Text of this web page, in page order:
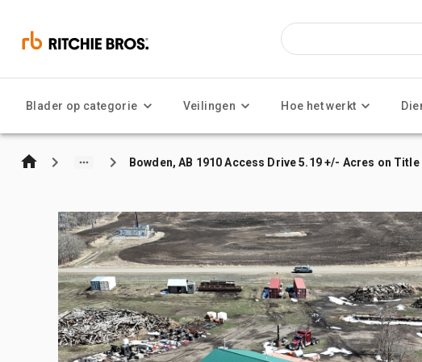
Blader op categorie Veilingen Hoe het werkt
Bowden, AB 1910 Access Drive 5.19 +/- Acres on